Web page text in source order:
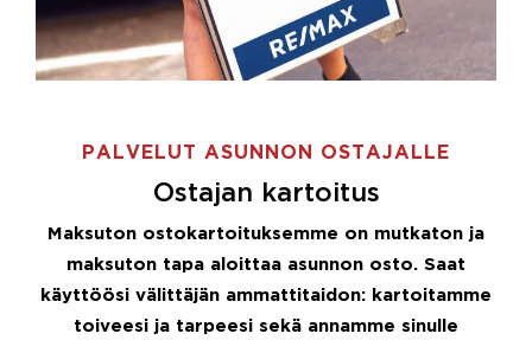
PALVELUT ASUNNON OSTAJALLE
Ostajan kartoitus
Maksuton ostokartoituksemme on mutkaton ja
maksuton tapa aloittaa asunnon osto. Saat
käyttöösi välittäjän ammattitaidon: kartoitamme
toiveesi ja tarpeesi sekä annamme sinulle